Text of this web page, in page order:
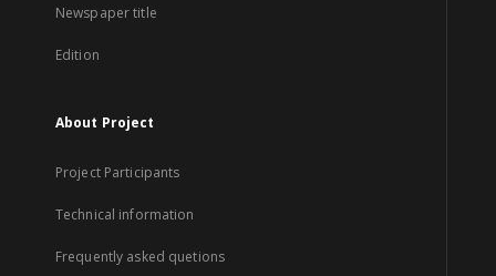
Newspaper title
Edition
About Project
Project Participants
Technical information
Frequently asked quetions